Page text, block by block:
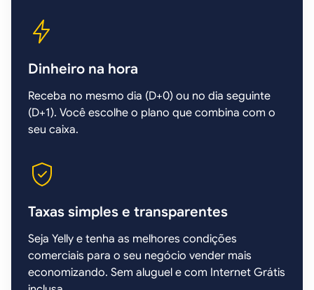
Dinheiro na hora
Receba no mesmo dia (D+0) ou no dia seguinte
(D+1). Você escolhe o plano que combina com o
seu caixa.
Taxas simples e transparentes
Seja Yelly e tenha as melhores condições
comerciais para o seu negócio vender mais
economizando. Sem aluguel e com Internet Grátis